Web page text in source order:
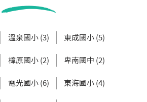
溫泉國小 (3) 東成國小 (5)
樟原國小 (2) 卑南國中 (2)
電光國小 (6) 東海國小 (4)